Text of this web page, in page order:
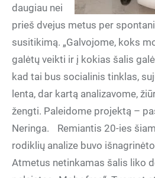
daugiau nei
prieš dvejus metus per
susitikimą. „Galvojome, koks
galėtų veikti ir į kokias šalis
kad tai bus socialinis tinklas,
lenta, dar kartą analizavome,
žengti. Paleidome projektą –
Neringa. Remiantis 20-ies
rodiklių analize buvo
Atmetus netinkamas šalis liko